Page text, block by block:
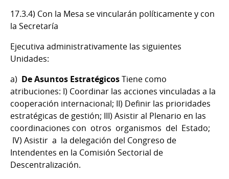
17.3.4) Con la Mesa se vincularán políticamente y con
la Secretaría
Ejecutiva administrativamente las siguientes
Unidades:
a) De Asuntos EstratégicosTiene como
atribuciones: I) Coordinar las acciones vinculadas a la
cooperación internacional; II) Definir las prioridades
estratégicas de gestión; III) Asistir al Plenario en las
coordinaciones con otros organismos del Estado;
IV) Asistir a la delegación del Congreso de
Intendentes en la Comisión Sectorial de
Descentralización.